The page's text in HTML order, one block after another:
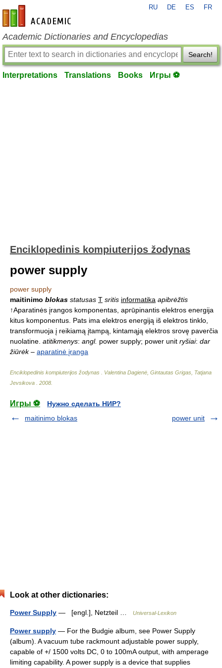
en-academic.com
RU DE ES FR
Academic Dictionaries and Encyclopedias
Search!
Interpretations Translations Books Игры ⚽
Enciklopedinis kompiuterijos žodynas
power supply
power supply
maitinimo blokas statusas T sritis informatika apibrėžtis
↑Aparatinės įrangos komponentas, aprūpinantis elektros energija
kitus komponentus. Pats ima elektros energiją iš elektros tinklo,
transformuoja į reikiamą įtampą, kintamąją elektros srovę paverčia
nuolatine. atitikmenys: angl. power supply; power unit ryšiai: dar
žiūrėk– aparatinė įranga
Enciklopedinis kompiuterijos žodynas
Valentina Dagienė, Gintautas Grigas, Tatjana
Jevsikova
2008
Игры ⚽
Нужно сделать НИР?
maitinimo blokas
power unit
Look at other dictionaries:
Power Supply — [engl.], Netzteil … Universal-Lexikon
Power supply — For the Budgie album, see Power Supply
(album). A vacuum tube rackmount adjustable power supply,
capable of +/ 1500 volts DC, 0 to 100mA output, with amperage
limiting capability. A power supply is a device that supplies